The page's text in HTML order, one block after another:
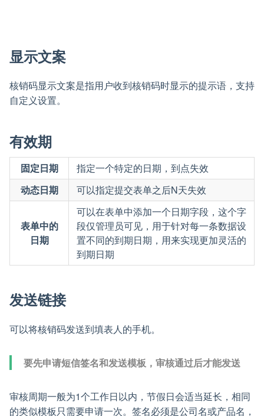
显示文案
核销码显示文案是指用户收到核销码时显示的提示语，支持
自定义设置。
有效期
固定日期
指定一个特定的日期，到点失效
动态日期
可以指定提交表单之后N天失效
表单中的
日期
可以在表单中添加一个日期字段，这个字
段仅管理员可见，用于针对每一条数据设
置不同的到期日期，用来实现更加灵活的
到期日期
发送链接
可以将核销码发送到填表人的手机。
要先申请短信签名和发送模板，审核通过后才能发送
审核周期一般为1个工作日以内，节假日会适当延长，相同
的类似模板只需要申请一次。签名必须是公司名或产品名，